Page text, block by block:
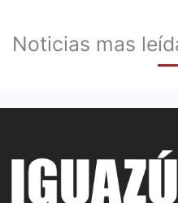
Noticias mas